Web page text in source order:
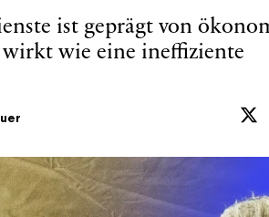
ist geprägt von
wie eine ineffiziente